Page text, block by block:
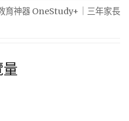
育神器 OneStudy+｜三年家長
量